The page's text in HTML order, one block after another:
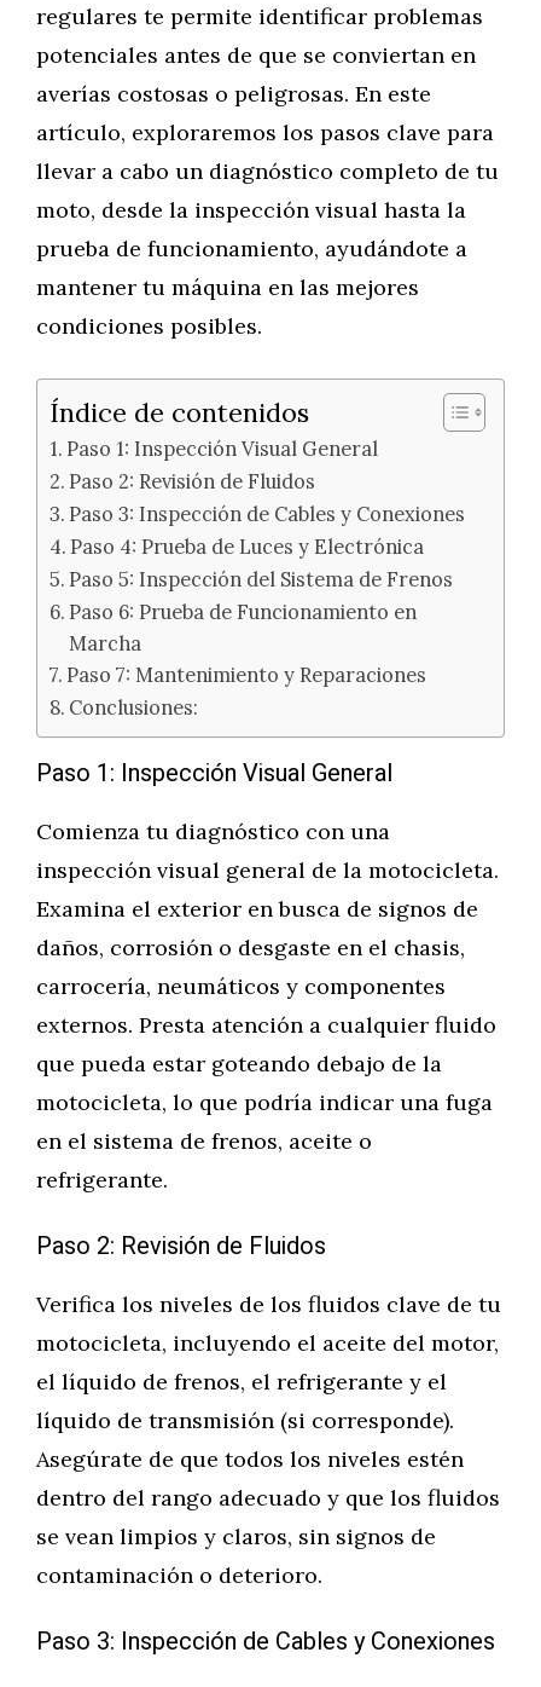
regulares te permite identificar problemas
potenciales antes de que se conviertan en
averías costosas o peligrosas. En este
artículo, exploraremos los pasos clave para
llevar a cabo un diagnóstico completo de tu
moto, desde la inspección visual hasta la
prueba de funcionamiento, ayudándote a
mantener tu máquina en las mejores
condiciones posibles.
Índice de contenidos
Paso 1: Inspección Visual General
Paso 2: Revisión de Fluidos
Paso 3: Inspección de Cables y Conexiones
Paso 4: Prueba de Luces y Electrónica
Paso 5: Inspección del Sistema de Frenos
Paso 6: Prueba de Funcionamiento en
Marcha
Paso 7: Mantenimiento y Reparaciones
Conclusiones:
Paso 1: Inspección Visual General
Comienza tu diagnóstico con una
inspección visual general de la motocicleta.
Examina el exterior en busca de signos de
daños, corrosión o desgaste en el chasis,
carrocería, neumáticos y componentes
externos. Presta atención a cualquier fluido
que pueda estar goteando debajo de la
motocicleta, lo que podría indicar una fuga
en el sistema de frenos, aceite o
refrigerante.
Paso 2: Revisión de Fluidos
Verifica los niveles de los fluidos clave de tu
motocicleta, incluyendo el aceite del motor,
el líquido de frenos, el refrigerante y el
líquido de transmisión (si corresponde).
Asegúrate de que todos los niveles estén
dentro del rango adecuado y que los fluidos
se vean limpios y claros, sin signos de
contaminación o deterioro.
Paso 3: Inspección de Cables y Conexiones